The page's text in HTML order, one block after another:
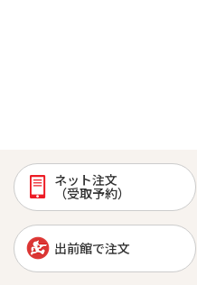
ネット注文
（受取予約）
出前館で注文